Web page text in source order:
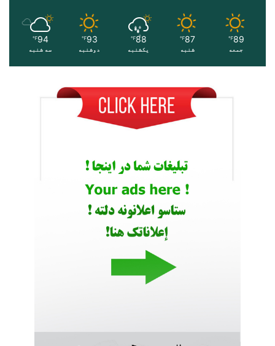
89
℉
جمعه
87
℉
شنبه
88
℉
یکشنبه
93
℉
دوشنبه
94
℉
سه شنبه